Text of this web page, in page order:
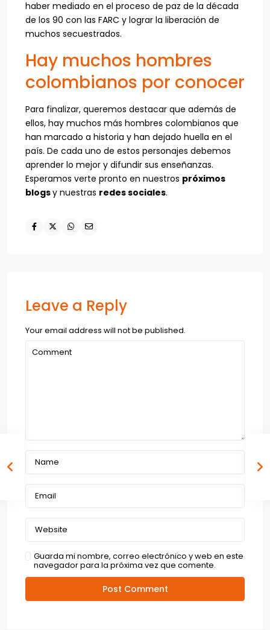
haber mediado en el proceso de paz de la década
de los 90 con las FARC y lograr la liberación de
muchos secuestrados.
Hay muchos hombres
colombianos por conocer
Para finalizar, queremos destacar que además de
ellos, hay muchos más hombres colombianos que
han marcado a historia y han dejado huella en el
país. De cada uno de estos personajes debemos
aprender lo mejor y difundir sus enseñanzas.
Esperamos verte pronto en nuestros próximos
blogsy nuestras redes sociales.
Leave a Reply
Your email address will not be published.
Guarda mi nombre, correo electrónico y web en este
navegador para la próxima vez que comente.